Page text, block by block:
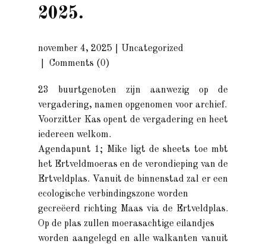
2025.
november 4, 2025
Uncategorized
Comments (0)
23 buurtgenoten zijn aanwezig op de
vergadering, namen opgenomen voor archief.
Voorzitter Kas opent de vergadering en heet
iedereen welkom.
Agendapunt 1; Mike ligt de sheets toe mbt
het Ertveldmoeras en de verondieping van de
Ertveldplas. Vanuit de binnenstad zal er een
ecologische verbindingszone worden
gecreëerd richting Maas via de Ertveldplas.
Op de plas zullen moerasachtige eilandjes
worden aangelegd en alle walkanten vanuit